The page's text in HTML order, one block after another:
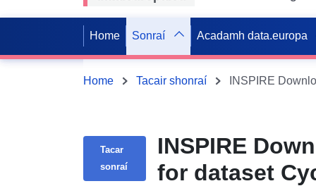
Home Sonraí Acadamh data.europa
Home Tacair shonraí
Tacar
sonraí
INSPIRE
for dataset